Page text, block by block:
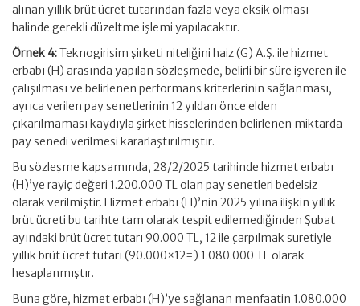
alınan yıllık brüt ücret tutarından fazla veya eksik olması
halinde gerekli düzeltme işlemi yapılacaktır.
Örnek 4:Teknogirişim şirketi niteliğini haiz (G) A.Ş. ile hizmet
erbabı (H) arasında yapılan sözleşmede, belirli bir süre işveren ile
çalışılması ve belirlenen performans kriterlerinin sağlanması,
ayrıca verilen pay senetlerinin 12 yıldan önce elden
çıkarılmaması kaydıyla şirket hisselerinden belirlenen miktarda
pay senedi verilmesi kararlaştırılmıştır.
Bu sözleşme kapsamında, 28/2/2025 tarihinde hizmet erbabı
(H)’ye rayiç değeri 1.200.000 TL olan pay senetleri bedelsiz
olarak verilmiştir. Hizmet erbabı (H)’nin 2025 yılına ilişkin yıllık
brüt ücreti bu tarihte tam olarak tespit edilemediğinden Şubat
ayındaki brüt ücret tutarı 90.000 TL, 12 ile çarpılmak suretiyle
yıllık brüt ücret tutarı (90.000×12=) 1.080.000 TL olarak
hesaplanmıştır.
Buna göre, hizmet erbabı (H)’ye sağlanan menfaatin 1.080.000